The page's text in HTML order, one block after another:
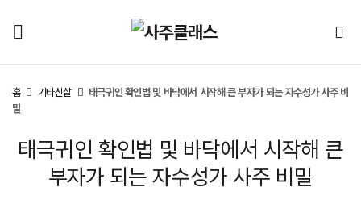
홈 기타신살
태극귀인 확인법 및 바닥에서 시작해 큰 부자가 되는 자수성가 사주 비
밀
태극귀인 확인법 및 바닥에서 시작해 큰
부자가 되는 자수성가 사주 비밀